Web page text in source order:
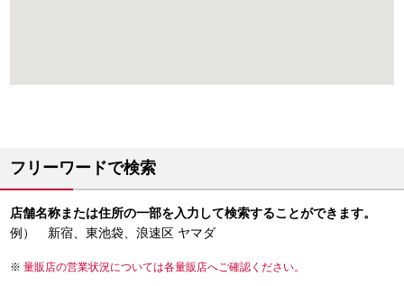
フリーワードで検索
店舗名称または住所の一部を入力して検索することができます。
例） 新宿、東池袋、浪速区 ヤマダ
量販店の営業状況については各量販店へご確認ください。